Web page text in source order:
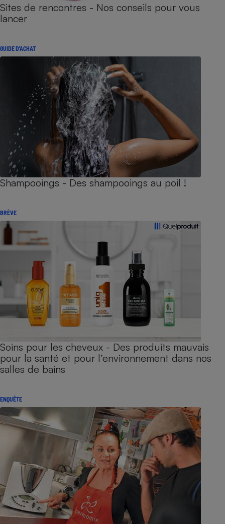
Sites de rencontres - Nos conseils pour vous
lancer
GUIDE D'ACHAT
Shampooings - Des shampooings au poil !
BRÈVE
Soins pour les cheveux - Des produits mauvais
pour la santé et pour l’environnement dans nos
salles de bains
ENQUÊTE